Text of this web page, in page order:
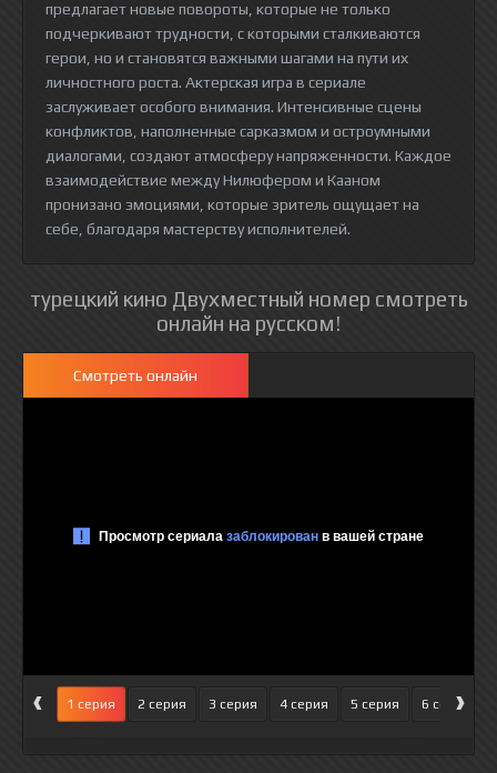
предлагает новые повороты, которые не только
подчеркивают трудности, с которыми сталкиваются
герои, но и становятся важными шагами на пути их
личностного роста. Актерская игра в сериале
заслуживает особого внимания. Интенсивные сцены
конфликтов, наполненные сарказмом и остроумными
диалогами, создают атмосферу напряженности. Каждое
взаимодействие между Нилюфером и Кааном
пронизано эмоциями, которые зритель ощущает на
себе, благодаря мастерству исполнителей.
турецкий кино Двухместный номер смотреть
онлайн на русском!
Смотреть онлайн
‹ 1 серия 2 серия 3 серия 4 серия 5 серия 6 серия
›